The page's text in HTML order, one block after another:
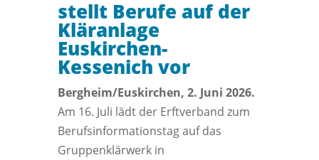
stellt Berufe auf der
Kläranlage
Euskirchen-
Kessenich vor
Bergheim/Euskirchen, 2. Juni 2026.
Am 16. Juli lädt der Erftverband zum
Berufsinformationstag auf das
Gruppenklärwerk in